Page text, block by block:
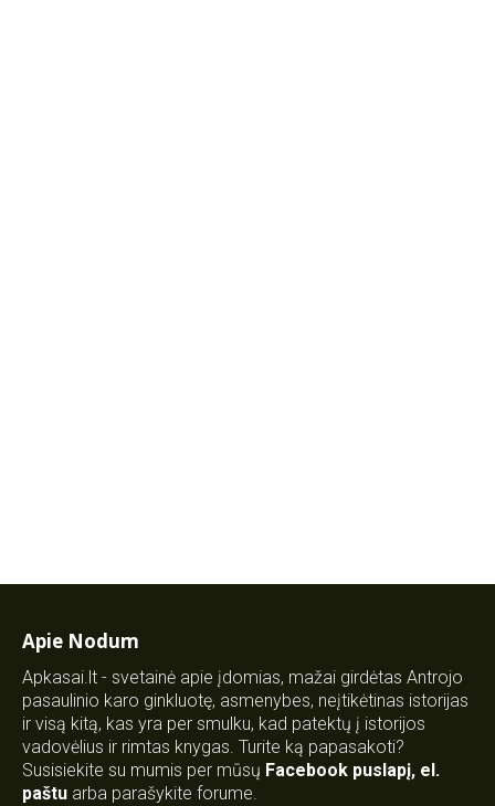
Apie Nodum
Apkasai.lt - svetainė apie įdomias, mažai girdėtas Antrojo
pasaulinio karo ginkluotę, asmenybes, neįtikėtinas istorijas
ir visą kitą, kas yra per smulku, kad patektų į istorijos
vadovėlius ir rimtas knygas. Turite ką papasakoti?
Susisiekite su mumis per mūsų Facebook puslapį, el.
paštu arba parašykite forume.